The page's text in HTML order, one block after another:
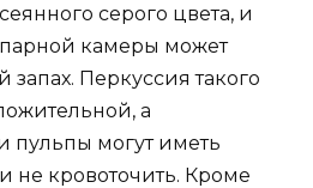
серого цвета, и
камеры может
запах. Перкуссия такого
а
пульпы могут иметь
не кровоточить. Кроме